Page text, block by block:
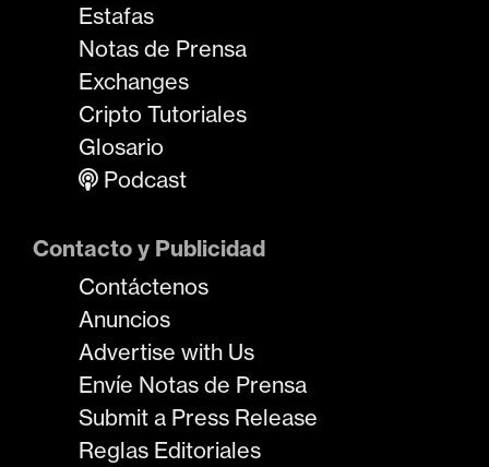
Estafas
Notas de Prensa
Exchanges
Cripto Tutoriales
Glosario
Podcast
Contacto y Publicidad
Contáctenos
Anuncios
Advertise with Us
Envíe Notas de Prensa
Submit a Press Release
Reglas Editoriales